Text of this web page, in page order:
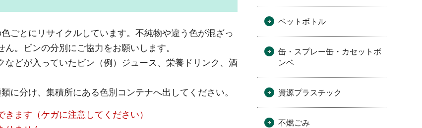
ごとにリサイクルしています。不純物や違う色が混ざっ
。ビンの分別にご協力をお願いします。
どが入っていたビン（例）ジュース、栄養ドリンク、酒
に分け、集積所にある色別コンテナへ出してください。
ます（ケガに注意してください）
ペットボトル
缶・スプレー缶・カセットボ
ンベ
資源プラスチック
不燃ごみ